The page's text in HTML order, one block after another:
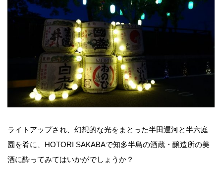
ライトアップされ、幻想的な光をまとった半田運河と半六庭
園を肴に、HOTORI SAKABAで知多半島の酒蔵・醸造所の美
酒に酔ってみてはいかがでしょうか？